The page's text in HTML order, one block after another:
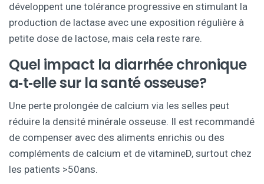
développent une tolérance progressive en stimulant la
production de lactase avec une exposition régulière à
petite dose de lactose, mais cela reste rare.
Quel impact la diarrhée chronique
a‑t‑elle sur la santé osseuse?
Une perte prolongée de calcium via les selles peut
réduire la densité minérale osseuse. Il est recommandé
de compenser avec des aliments enrichis ou des
compléments de calcium et de vitamineD, surtout chez
les patients >50ans.